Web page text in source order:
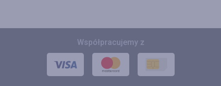
Współpracujemy z